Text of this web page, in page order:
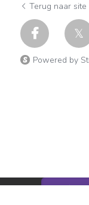
Terug naar site
Powered by
Deze